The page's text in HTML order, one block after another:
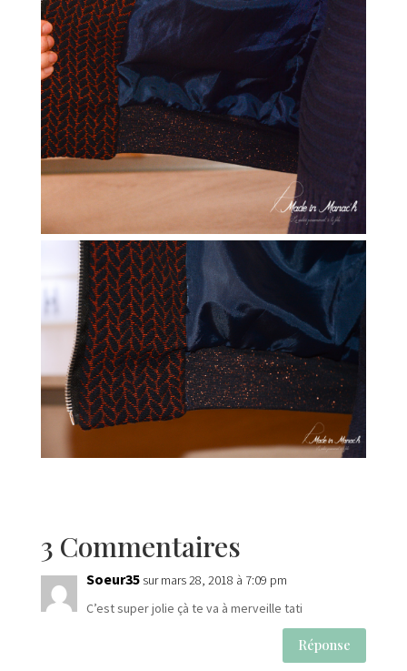
3 Commentaires
Soeur35 sur mars 28, 2018 à 7:09 pm
C’est super jolie çà te va à merveille tati
Réponse